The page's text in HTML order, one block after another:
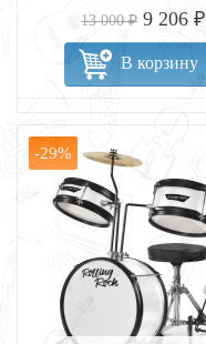
13 000 ₽ 9 206 ₽
В корзину
-29%